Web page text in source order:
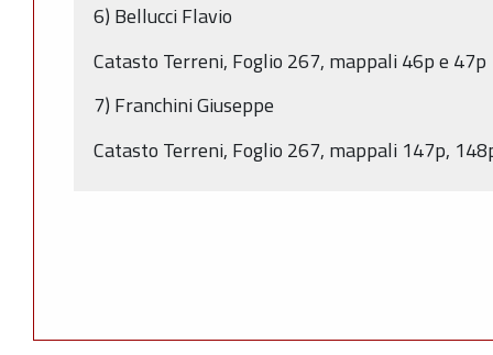
6) Bellucci Flavio
Catasto Terreni, Foglio 267, mappali 46p e 47p
7) Franchini Giuseppe
Catasto Terreni, Foglio 267, mappali 147p,